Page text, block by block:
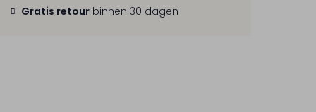
Gratis retour binnen 30 dagen